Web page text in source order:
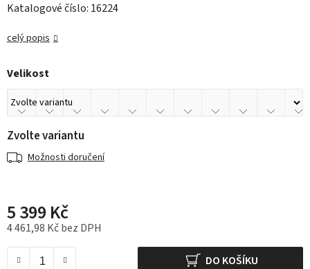
Katalogové číslo: 16224
celý popis
Velikost
Zvolte variantu
Možnosti doručení
5 399 Kč
4 461,98 Kč bez DPH
DO KOŠÍKU